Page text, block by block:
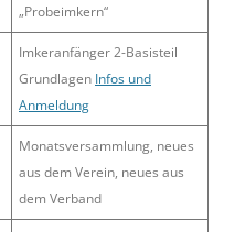
„Probeimkern“
Imkeranfänger 2-Basisteil
Grundlagen Infos und
Anmeldung
Monatsversammlung, neues
aus dem Verein, neues aus
dem Verband